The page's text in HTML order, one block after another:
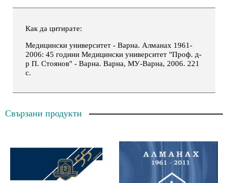
Как да цитирате:
Медицински университет - Варна. Алманах 1961-
2006: 45 години Медицински университет "Проф. д-
р П. Стоянов" - Варна. Варна, МУ-Варна, 2006. 221
с.
Свързани продукти